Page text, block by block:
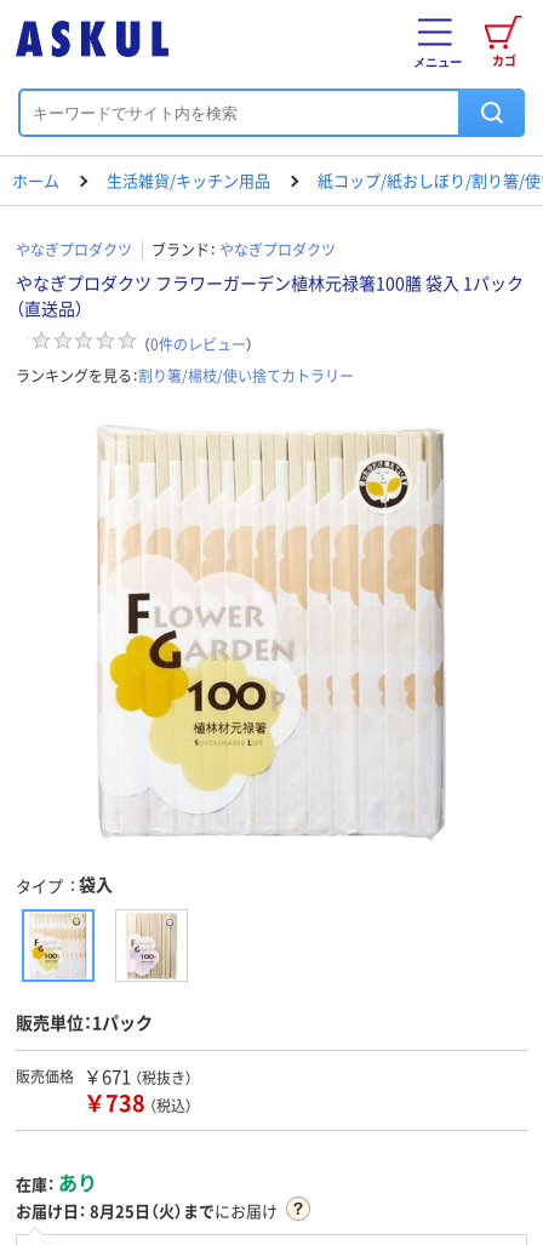
カゴ
メニュー
ホーム 生活雑貨/キッチン用品 紙コップ/紙おしぼり/割り箸/
やなぎプロダクツ ブランド： やなぎプロダクツ
やなぎプロダクツ フラワーガーデン植林元禄箸100膳 袋入 1パック
（直送品）
（0件のレビュー）
ランキングを見る：割り箸/楊枝/使い捨てカトラリー
タイプ 袋入
販売単位：1パック
販売価格 ￥671 （税抜き）
￥738 （税込）
在庫： あり
お届け日： 8月25日（火）までにお届け